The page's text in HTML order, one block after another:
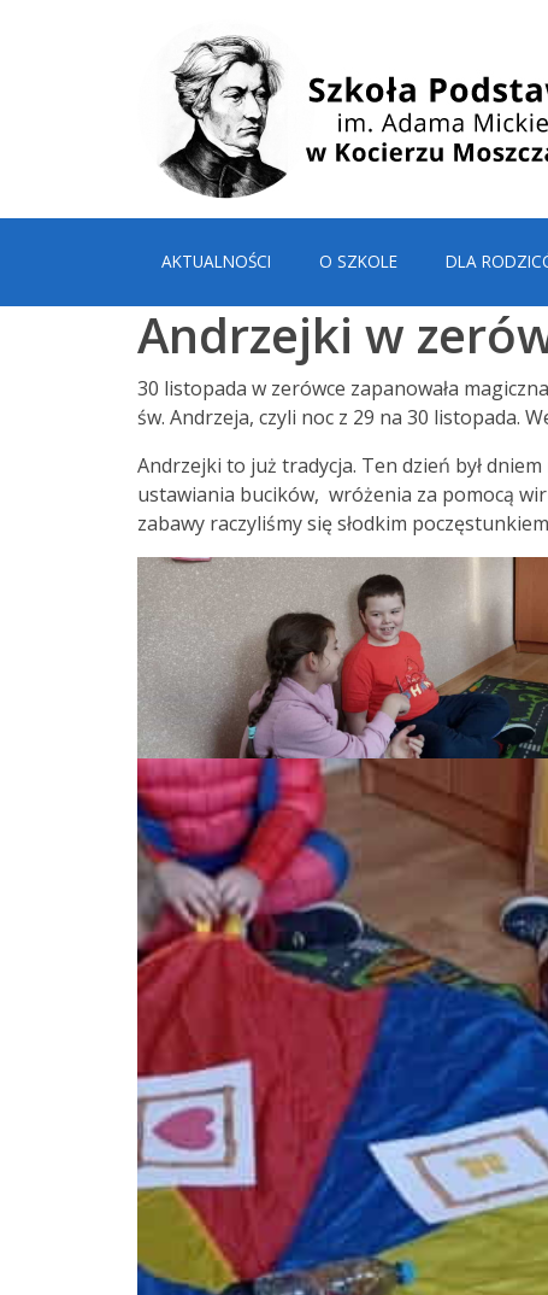
AKTUALNOŚCI O SZKOLE DLA
Andrzejki w
30 listopada w zerówce zapanowała
św. Andrzeja, czyli noc z 29 na 30 listopada.
Andrzejki to już tradycja. Ten dzień był
ustawiania bucików, wróżenia za pomocą
zabawy raczyliśmy się słodkim